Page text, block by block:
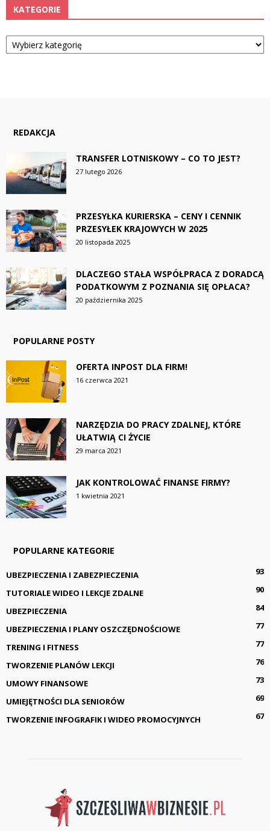
KATEGORIE
Kategorie
REDAKCJA
TRANSFER LOTNISKOWY – CO TO JEST?
27 lutego 2026
PRZESYŁKA KURIERSKA – CENY I CENNIK
PRZESYŁEK KRAJOWYCH W 2025
20 listopada 2025
DLACZEGO STAŁA WSPÓŁPRACA Z DORADCĄ
PODATKOWYM Z POZNANIA SIĘ OPŁACA?
20 października 2025
POPULARNE POSTY
OFERTA INPOST DLA FIRM!
16 czerwca 2021
NARZĘDZIA DO PRACY ZDALNEJ, KTÓRE
UŁATWIĄ CI ŻYCIE
29 marca 2021
JAK KONTROLOWAĆ FINANSE FIRMY?
1 kwietnia 2021
POPULARNE KATEGORIE
UBEZPIECZENIA I ZABEZPIECZENIA
93
TUTORIALE WIDEO I LEKCJE ZDALNE
90
UBEZPIECZENIA
84
UBEZPIECZENIA I PLANY OSZCZĘDNOŚCIOWE
77
TRENING I FITNESS
77
TWORZENIE PLANÓW LEKCJI
76
UMOWY FINANSOWE
73
UMIEJĘTNOŚCI DLA SENIORÓW
69
TWORZENIE INFOGRAFIK I WIDEO PROMOCYJNYCH
67